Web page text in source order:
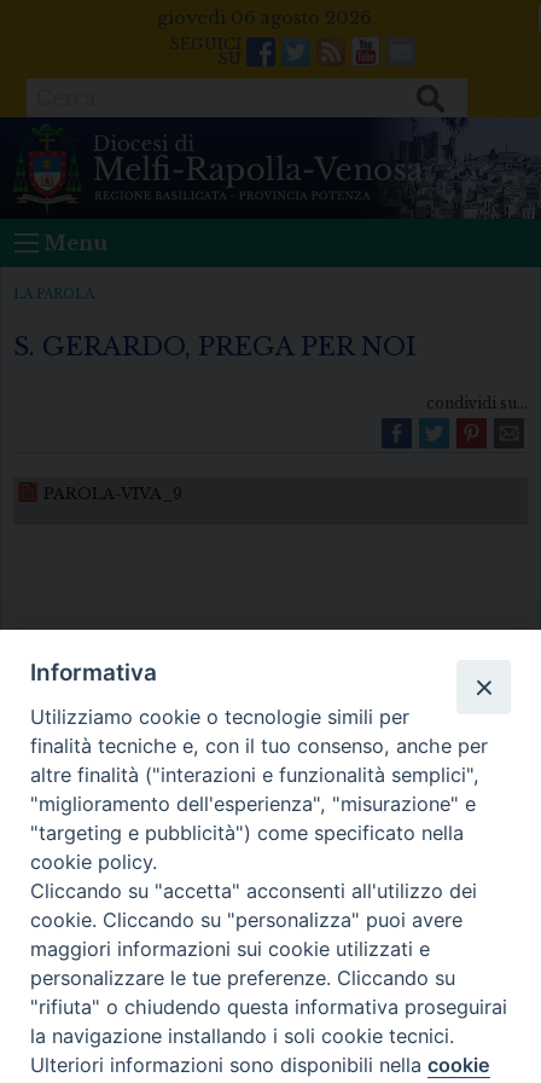
giovedì 06 agosto 2026
Facebook
Twitter
FeedsYoutube
Mail
Menu
LA PAROLA
S. GERARDO, PREGA PER NOI
condividi su...
PAROLA-VIVA_9
Diocesi di Melfi Rapolla Venosa
• Largo Duomo, 12 - 85025 MELFI (PZ) •
Tel. 0972238604
PEC ufficiale della Diocesi:
diocesi.melfi_rapolla_venosa@legalmail.it
Preferenze Cookie
Informativa
Utilizziamo cookie o tecnologie simili per
finalità tecniche e, con il tuo consenso, anche per
altre finalità ("interazioni e funzionalità semplici",
"miglioramento dell'esperienza", "misurazione" e
"targeting e pubblicità") come specificato nella
cookie policy.
Cliccando su "accetta" acconsenti all'utilizzo dei
cookie. Cliccando su "personalizza" puoi avere
maggiori informazioni sui cookie utilizzati e
personalizzare le tue preferenze. Cliccando su
"rifiuta" o chiudendo questa informativa proseguirai
la navigazione installando i soli cookie tecnici.
Ulteriori informazioni sono disponibili nellacookie